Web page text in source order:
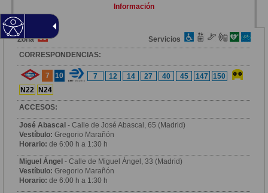
Información
Zona
Servicios
CORRESPONDENCIAS:
7 10 7 12 14 27 40 45 147
150
N22 N24
ACCESOS:
José Abascal - Calle de José Abascal, 65 (Madrid)
Vestíbulo: Gregorio Marañón
Horario: de 6:00 h a 1:30 h
Miguel Ángel - Calle de Miguel Ángel, 33 (Madrid)
Vestíbulo: Gregorio Marañón
Horario: de 6:00 h a 1:30 h